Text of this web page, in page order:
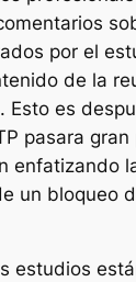
por el
de la
Esto es
pasara gran
enfatizando
un bloqueo
estudios